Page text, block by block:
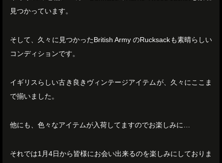
見つかっています。
そして、久々に見つかったBritish Army のRucksackも素晴らしい
コンディションです。
イギリスらしい古き良きヴィンテージアイテムが、久々にここま
で揃いました。
他にも、色々なアイテムが入荷してますのでお楽しみに…
それでは1月4日から皆様にお会い出来るのを楽しみにしておりま